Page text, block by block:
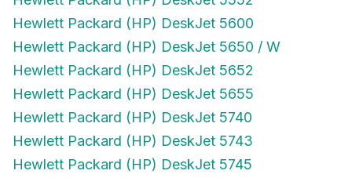
Hewlett Packard (HP) DeskJet 5600
Hewlett Packard (HP) DeskJet 5650 / W
Hewlett Packard (HP) DeskJet 5652
Hewlett Packard (HP) DeskJet 5655
Hewlett Packard (HP) DeskJet 5740
Hewlett Packard (HP) DeskJet 5743
Hewlett Packard (HP) DeskJet 5745